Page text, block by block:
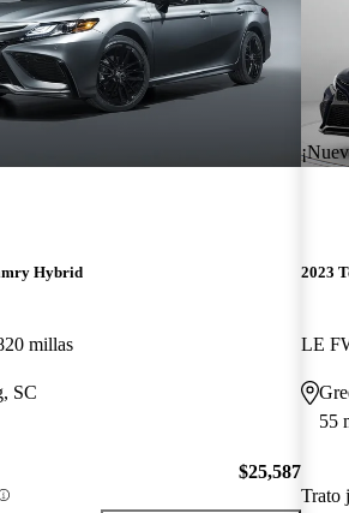
Hybrid
millas
SC
$25,587
2023
LE
55
Trato